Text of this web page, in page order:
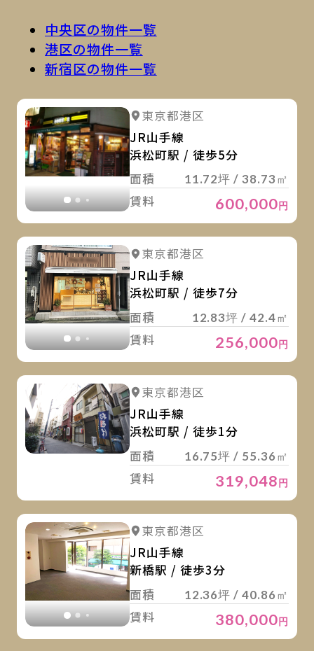
中央区の物件一覧
港区の物件一覧
新宿区の物件一覧
詳細を見る
東京都港区
JR山手線
浜松町駅 / 徒歩5分
面積
11.72坪 / 38.73㎡
賃料 600,000円
詳細を見る
東京都港区
JR山手線
浜松町駅 / 徒歩7分
面積
12.83坪 / 42.4㎡
賃料 256,000円
詳細を見る
東京都港区
JR山手線
浜松町駅 / 徒歩1分
面積
16.75坪 / 55.36㎡
賃料 319,048円
詳細を見る
東京都港区
JR山手線
新橋駅 / 徒歩3分
面積
12.36坪 / 40.86㎡
賃料 380,000円